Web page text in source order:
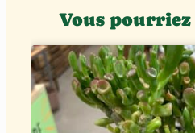
Vous pourriez